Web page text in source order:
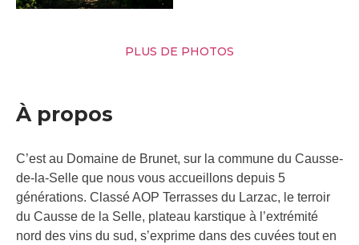
PLUS DE PHOTOS
À propos
C’est au Domaine de Brunet, sur la commune du Causse-
de-la-Selle que nous vous accueillons depuis 5
générations. Classé AOP Terrasses du Larzac, le terroir
du Causse de la Selle, plateau karstique à l’extrémité
nord des vins du sud, s’exprime dans des cuvées tout en